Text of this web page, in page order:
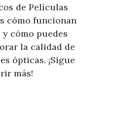
de Películas
cómo funcionan
cómo puedes
la calidad de
ópticas. ¡Sigue
más!